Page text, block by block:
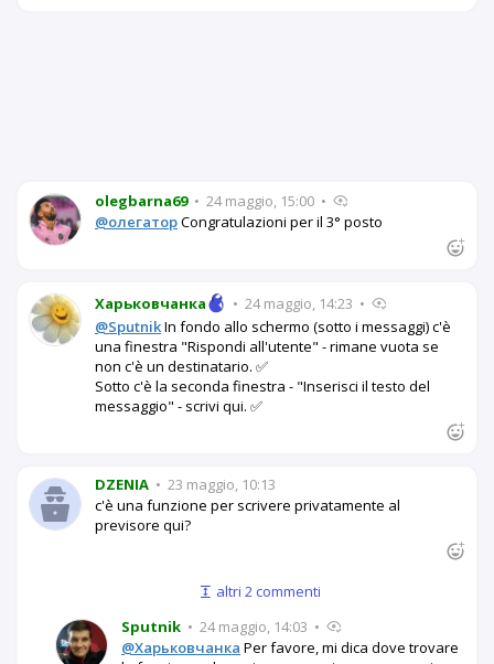
olegbarna69 • 24 maggio, 15:00 •
@олегаторCongratulazioni per il 3° posto
Харьковчанка • 24 maggio, 14:23 •
@SputnikIn fondo allo schermo (sotto i messaggi) c'è
una finestra "Rispondi all'utente" - rimane vuota se
non c'è un destinatario. ✅
Sotto c'è la seconda finestra - "Inserisci il testo del
messaggio" - scrivi qui. ✅
DZENIA • 23 maggio, 10:13
c'è una funzione per scrivere privatamente al
previsore qui?
altri 2 commenti
Sputnik • 24 maggio, 14:03 •
@Харьковчанка Per favore, mi dica dove trovare